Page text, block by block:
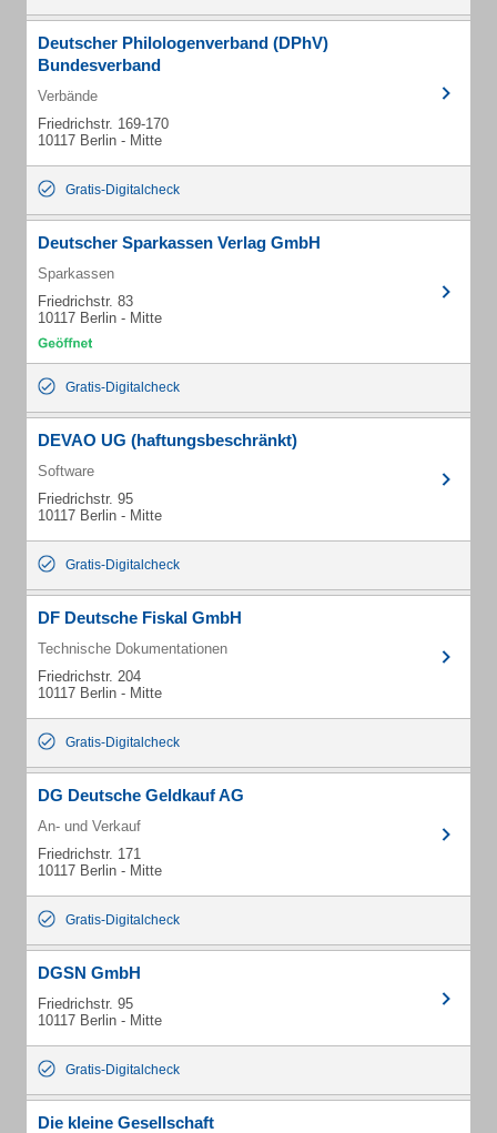
Deutscher Philologenverband (DPhV)
Bundesverband
Verbände
Friedrichstr. 169-170
10117 Berlin - Mitte
Gratis-Digitalcheck
Deutscher Sparkassen Verlag GmbH
Sparkassen
Friedrichstr. 83
10117 Berlin - Mitte
Gratis-Digitalcheck
DEVAO UG (haftungsbeschränkt)
Software
Friedrichstr. 95
10117 Berlin - Mitte
Gratis-Digitalcheck
DF Deutsche Fiskal GmbH
Technische Dokumentationen
Friedrichstr. 204
10117 Berlin - Mitte
Gratis-Digitalcheck
DG Deutsche Geldkauf AG
An- und Verkauf
Friedrichstr. 171
10117 Berlin - Mitte
Gratis-Digitalcheck
DGSN GmbH
Friedrichstr. 95
10117 Berlin - Mitte
Gratis-Digitalcheck
Die kleine Gesellschaft